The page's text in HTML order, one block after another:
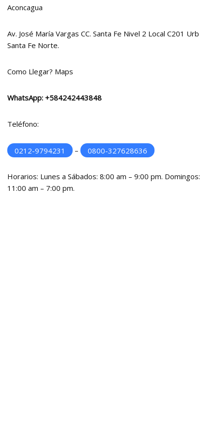
Aconcagua
Av. José María Vargas CC. Santa Fe Nivel 2 Local C201 Urb
Santa Fe Norte.
Como Llegar? Maps
WhatsApp: +584242443848
Teléfono:
0212-9794231 – 0800-327628636
Horarios: Lunes a Sábados: 8:00 am – 9:00 pm. Domingos:
11:00 am – 7:00 pm.